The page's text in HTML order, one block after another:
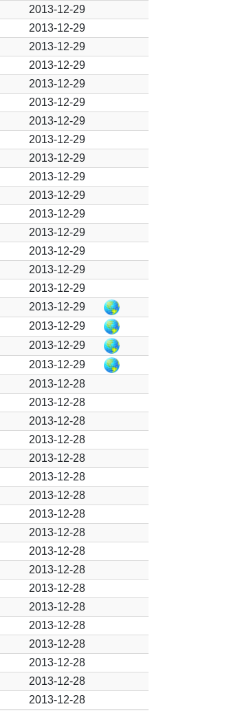
2013-12-29
2013-12-29
2013-12-29
2013-12-29
2013-12-29
2013-12-29
2013-12-29
2013-12-29
2013-12-29
2013-12-29
2013-12-29
2013-12-29
2013-12-29
2013-12-29
2013-12-29
2013-12-29
2013-12-29
2013-12-29
2013-12-29
2013-12-29
2013-12-28
2013-12-28
2013-12-28
2013-12-28
2013-12-28
2013-12-28
2013-12-28
2013-12-28
2013-12-28
2013-12-28
2013-12-28
2013-12-28
2013-12-28
2013-12-28
2013-12-28
2013-12-28
2013-12-28
2013-12-28